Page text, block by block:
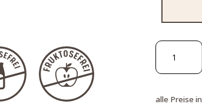
Weinstein
g
alle Preise